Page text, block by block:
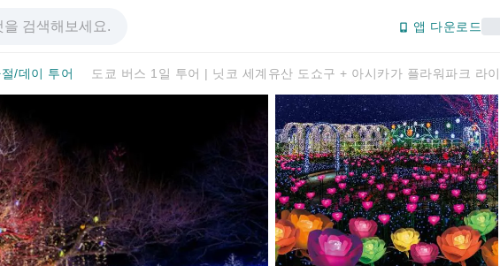
앱 다운로드
/데이 투어